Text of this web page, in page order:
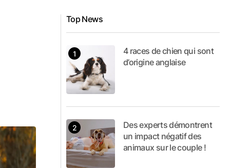
Top News
4 races de chien qui sont
d’origine anglaise
Des experts démontrent
un impact négatif des
animaux sur le couple !